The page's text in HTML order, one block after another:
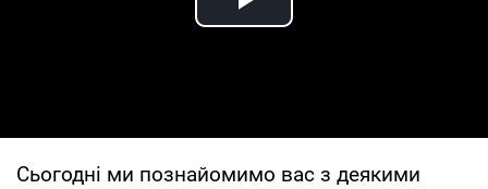
Play Video
Сьогодні ми познайомимо вас з деякими